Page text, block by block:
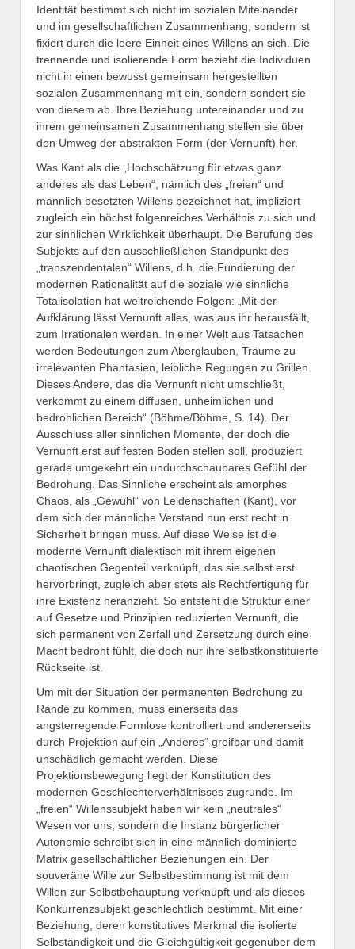
Identität bestimmt sich nicht im sozialen Miteinander
und im gesellschaftlichen Zusammenhang, sondern ist
fixiert durch die leere Einheit eines Willens an sich. Die
trennende und isolierende Form bezieht die Individuen
nicht in einen bewusst gemeinsam hergestellten
sozialen Zusammenhang mit ein, sondern sondert sie
von diesem ab. Ihre Beziehung untereinander und zu
ihrem gemeinsamen Zusammenhang stellen sie über
den Umweg der abstrakten Form (der Vernunft) her.
Was Kant als die „Hochschätzung für etwas ganz
anderes als das Leben“, nämlich des „freien“ und
männlich besetzten Willens bezeichnet hat, impliziert
zugleich ein höchst folgenreiches Verhältnis zu sich und
zur sinnlichen Wirklichkeit überhaupt. Die Berufung des
Subjekts auf den ausschließlichen Standpunkt des
„transzendentalen“ Willens, d.h. die Fundierung der
modernen Rationalität auf die soziale wie sinnliche
Totalisolation hat weitreichende Folgen: „Mit der
Aufklärung lässt Vernunft alles, was aus ihr herausfällt,
zum Irrationalen werden. In einer Welt aus Tatsachen
werden Bedeutungen zum Aberglauben, Träume zu
irrelevanten Phantasien, leibliche Regungen zu Grillen.
Dieses Andere, das die Vernunft nicht umschließt,
verkommt zu einem diffusen, unheimlichen und
bedrohlichen Bereich“ (Böhme/Böhme, S. 14). Der
Ausschluss aller sinnlichen Momente, der doch die
Vernunft erst auf festen Boden stellen soll, produziert
gerade umgekehrt ein undurchschaubares Gefühl der
Bedrohung. Das Sinnliche erscheint als amorphes
Chaos, als „Gewühl“ von Leidenschaften (Kant), vor
dem sich der männliche Verstand nun erst recht in
Sicherheit bringen muss. Auf diese Weise ist die
moderne Vernunft dialektisch mit ihrem eigenen
chaotischen Gegenteil verknüpft, das sie selbst erst
hervorbringt, zugleich aber stets als Rechtfertigung für
ihre Existenz heranzieht. So entsteht die Struktur einer
auf Gesetze und Prinzipien reduzierten Vernunft, die
sich permanent von Zerfall und Zersetzung durch eine
Macht bedroht fühlt, die doch nur ihre selbstkonstituierte
Rückseite ist.
Um mit der Situation der permanenten Bedrohung zu
Rande zu kommen, muss einerseits das
angsterregende Formlose kontrolliert und andererseits
durch Projektion auf ein „Anderes“ greifbar und damit
unschädlich gemacht werden. Diese
Projektionsbewegung liegt der Konstitution des
modernen Geschlechterverhältnisses zugrunde. Im
„freien“ Willenssubjekt haben wir kein „neutrales“
Wesen vor uns, sondern die Instanz bürgerlicher
Autonomie schreibt sich in eine männlich dominierte
Matrix gesellschaftlicher Beziehungen ein. Der
souveräne Wille zur Selbstbestimmung ist mit dem
Willen zur Selbstbehauptung verknüpft und als dieses
Konkurrenzsubjekt geschlechtlich bestimmt. Mit einer
Beziehung, deren konstitutives Merkmal die isolierte
Selbständigkeit und die Gleichgültigkeit gegenüber dem